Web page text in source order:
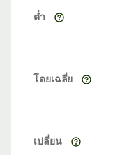
ต่ำ
โดยเฉลี่ย
เปลี่ยน